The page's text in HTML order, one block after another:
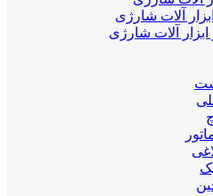
آلات شارژی
آلات شارژی